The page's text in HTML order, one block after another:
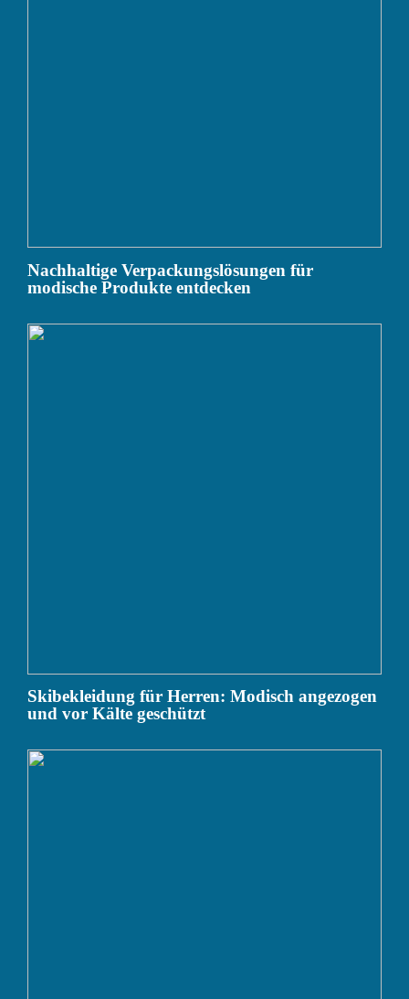
Nachhaltige Verpackungslösungen für
modische Produkte entdecken
Skibekleidung für Herren: Modisch angezogen
und vor Kälte geschützt